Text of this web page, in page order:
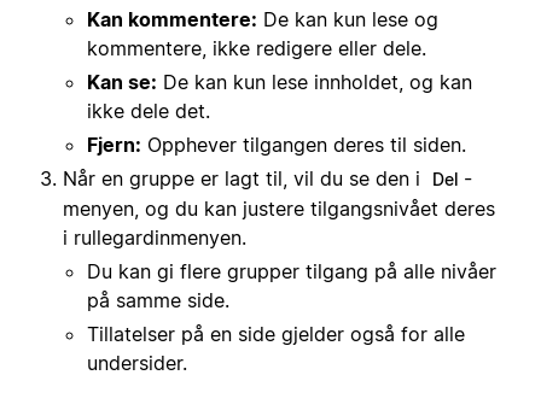
Kan kommentere: De kan kun lese og
kommentere, ikke redigere eller dele.
Kan se: De kan kun lese innholdet, og kan
ikke dele det.
Fjern: Opphever tilgangen deres til siden.
Når en gruppe er lagt til, vil du se den i
Del -
menyen, og du kan justere tilgangsnivået deres
i rullegardinmenyen.
Du kan gi flere grupper tilgang på alle nivåer
på samme side.
Tillatelser på en side gjelder også for alle
undersider.